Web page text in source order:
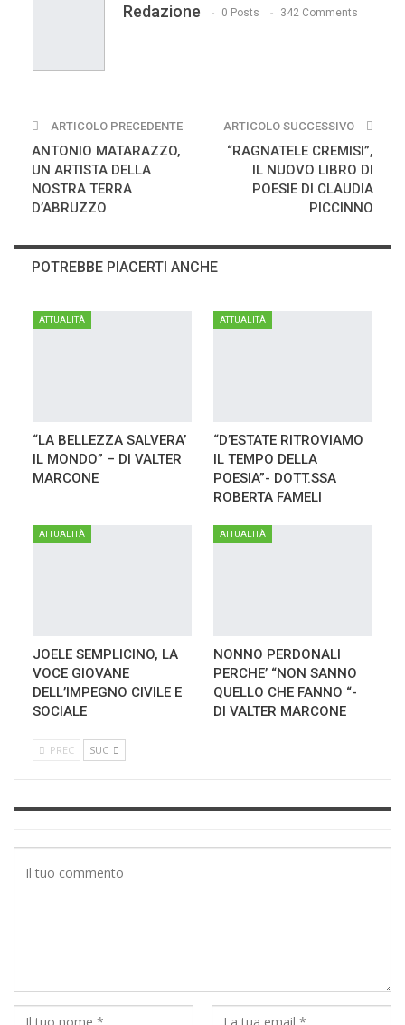
Redazione 0 Posts 342 Comments
ARTICOLO PRECEDENTE
ANTONIO MATARAZZO,
UN ARTISTA DELLA
NOSTRA TERRA
D’ABRUZZO
ARTICOLO SUCCESSIVO
“RAGNATELE CREMISI”,
IL NUOVO LIBRO DI
POESIE DI CLAUDIA
PICCINNO
POTREBBE PIACERTI ANCHE
ATTUALITÀ
“LA BELLEZZA SALVERA’
IL MONDO” – DI VALTER
MARCONE
ATTUALITÀ
“D’ESTATE RITROVIAMO
IL TEMPO DELLA
POESIA”- DOTT.SSA
ROBERTA FAMELI
ATTUALITÀ
JOELE SEMPLICINO, LA
VOCE GIOVANE
DELL’IMPEGNO CIVILE E
SOCIALE
ATTUALITÀ
NONNO PERDONALI
PERCHE’ “NON SANNO
QUELLO CHE FANNO “-
DI VALTER MARCONE
PREC SUC